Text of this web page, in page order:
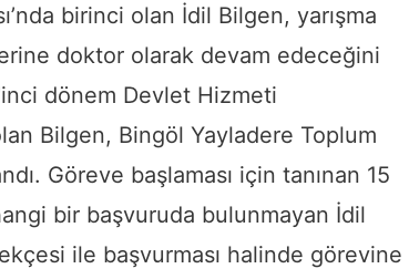
birinci olan İdil Bilgen, yarışma
doktor olarak devam edeceğini
dönem Devlet Hizmeti
Bilgen, Bingöl Yayladere Toplum
Göreve başlaması için tanınan 15
bir başvuruda bulunmayan İdil
ile başvurması halinde görevine